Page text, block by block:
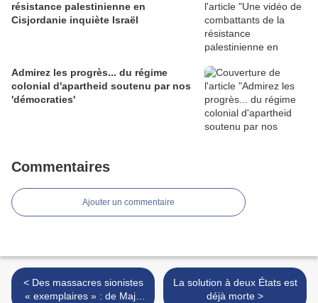
résistance palestinienne en
Cisjordanie inquiète Israël
Admirez les progrès... du régime
colonial d'apartheid soutenu par nos
'démocraties'
Commentaires
Ajouter un commentaire
< Des massacres sionistes
« exemplaires » : de Majd
La solution à deux États est
déjà morte >